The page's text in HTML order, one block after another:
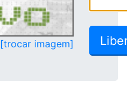
[trocar imagem]